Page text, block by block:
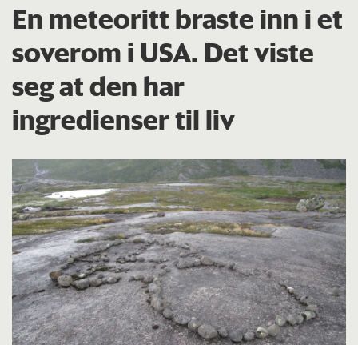
En meteoritt braste inn i et
soverom i USA. Det viste
seg at den har
ingredienser til liv